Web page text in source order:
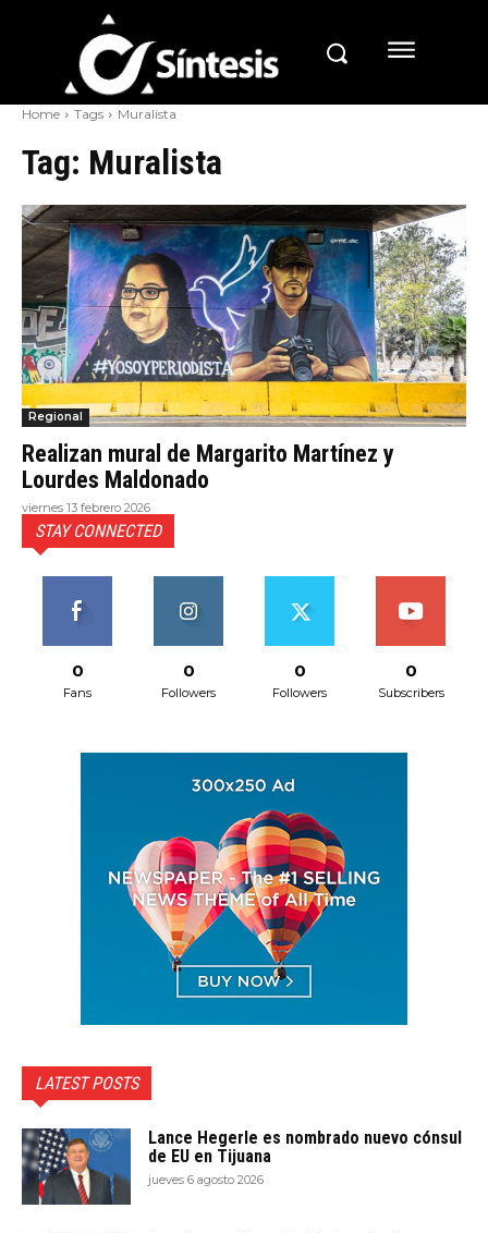
Home Tags Muralista
Tag: Muralista
Regional
Realizan mural de Margarito Martínez y
Lourdes Maldonado
viernes 13 febrero 2026
STAY CONNECTED
0
Fans
0
Followers
0
Followers
0
Subscribers
LATEST POSTS
Lance Hegerle es nombrado nuevo cónsul
de EU en Tijuana
jueves 6 agosto 2026